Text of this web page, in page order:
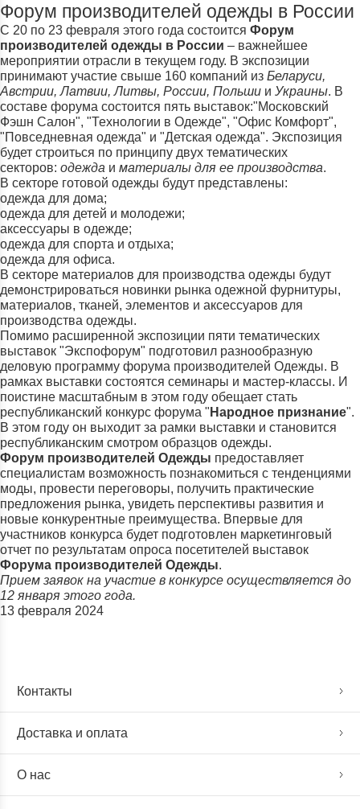
Форум производителей одежды в России
С 20 по 23 февраля этого года состоится Форум
производителей одежды в России – важнейшее
мероприятии отрасли в текущем году. В экспозиции
принимают участие свыше 160 компаний из Беларуси,
Австрии, Латвии, Литвы, России, Польши и Украины. В
составе форума состоится пять выставок:"Московский
Фэшн Салон", "Технологии в Одежде", "Офис Комфорт",
"Повседневная одежда" и "Детская одежда". Экспозиция
будет строиться по принципу двух тематических
секторов: одежда и материалы для ее производства.
В секторе готовой одежды будут представлены:
одежда для дома;
одежда для детей и молодежи;
аксессуары в одежде;
одежда для спорта и отдыха;
одежда для офиса.
В секторе материалов для производства одежды будут
демонстрироваться новинки рынка одежной фурнитуры,
материалов, тканей, элементов и аксессуаров для
производства одежды.
Помимо расширенной экспозиции пяти тематических
выставок "Экспофорум" подготовил разнообразную
деловую программу форума производителей Одежды. В
рамках выставки состоятся семинары и мастер-классы. И
поистине масштабным в этом году обещает стать
республиканский конкурс форума " Народное признание".
В этом году он выходит за рамки выставки и становится
республиканским смотром образцов одежды.
Форум производителей Одежды предоставляет
специалистам возможность познакомиться с тенденциями
моды, провести переговоры, получить практические
предложения рынка, увидеть перспективы развития и
новые конкурентные преимущества. Впервые для
участников конкурса будет подготовлен маркетинговый
отчет по результатам опроса посетителей выставок
Форума производителей Одежды.
Прием заявок на участие в конкурсе осуществляется до
12 января этого года.
13 февраля 2024
Контакты
Доставка и оплата
О нас